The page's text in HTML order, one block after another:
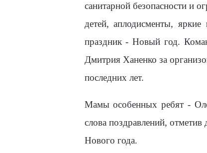
санитарной безопасности и
детей, аплодисменты,
праздник - Новый год.
Дмитрия Ханенко за
последних лет.
Мамы особенных ребят -
слова поздравлений,
Нового года.